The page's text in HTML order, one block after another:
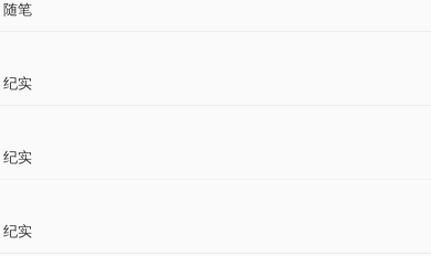
随笔
纪实
纪实
纪实